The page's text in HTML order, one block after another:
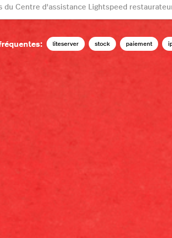
liteserver stock paiement